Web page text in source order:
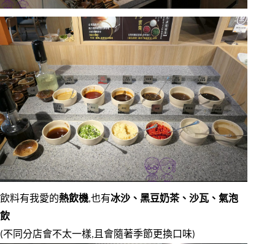
飲料有我愛的熱飲機,也有冰沙、黑豆奶茶、沙瓦、氣泡
飲
(不同分店會不太一樣,且會隨著季節更換口味)